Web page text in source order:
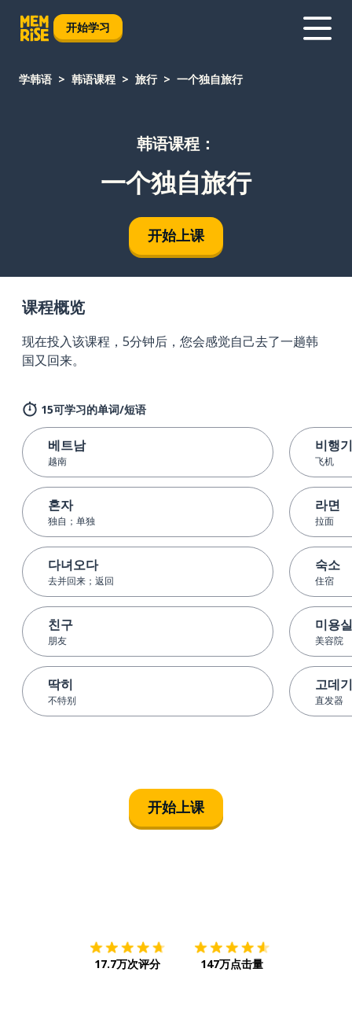
开始学习
学韩语 韩语课程 旅行 一个独自旅行
韩语课程：
一个独自旅行
开始上课
课程概览
现在投入该课程，5分钟后，您会感觉自己去了一趟韩
国又回来。
15可学习的单词/短语
베트남
越南
혼자
独自；单独
다녀오다
去并回来；返回
친구
朋友
딱히
不特别
비행기
飞机
라면
拉面
숙소
住宿
미용실
美容院
고데기
直发器
开始上课
17.7万次评分 147万点击量